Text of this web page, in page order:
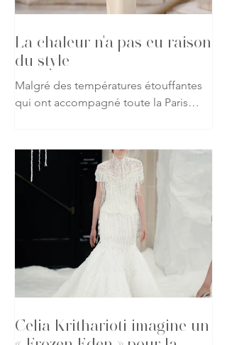
La chaleur n'a pas eu raison
du style
Malgré des températures étouffantes
qui ont accompagné toute la Paris
ont répondu présent, affichant leur
attachement à la création jusque dans
les rues de la capitale. Vestes, robes
spectaculaires, matières précieuses ou
silhouettes affirmées : rien n'a semblé
freiner leur envie de s'exprimer à
travers leurs tenues. À chaque sortie
de défilé, les trottoirs parisiens sont
devenus le prolongement des
Celia Kritharioti imagine un